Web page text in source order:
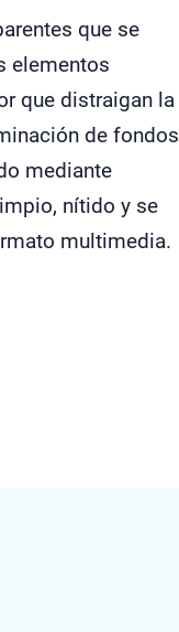
que se
elementos
que distraigan la
de fondos
mediante
nítido y se
multimedia.